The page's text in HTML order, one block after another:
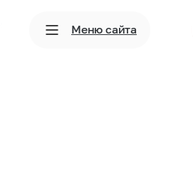
Меню сайта